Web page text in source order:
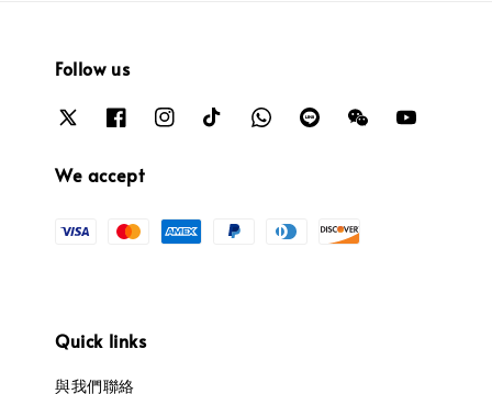
Follow us
We accept
Quick links
與我們聯絡